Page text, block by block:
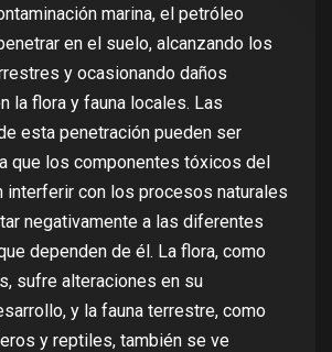
marina, el petróleo
en el suelo, alcanzando los
y ocasionando daños
la flora y fauna locales. Las
esta penetración pueden ser
que los componentes tóxicos del
interferir con los procesos naturales
negativamente a las diferentes
dependen de él. La flora, como
sufre alteraciones en su
y la fauna terrestre, como
y reptiles, también se ve